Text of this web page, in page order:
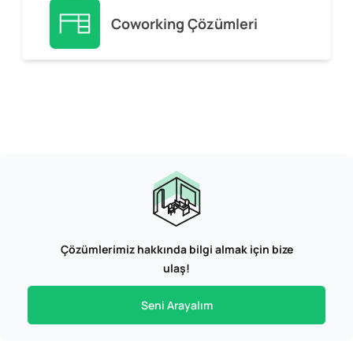
Coworking Çözümleri
Çözümlerimiz hakkında bilgi almak için bize
ulaş!
Seni Arayalım